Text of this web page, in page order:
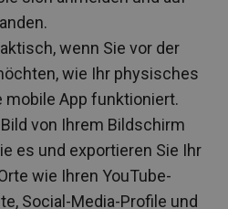
wenn Sie vor der
wie Ihr physisches
mobile App funktioniert.
von Ihrem Bildschirm
es und exportieren Sie Ihr
wie Ihren YouTube-
Social-Media-Profile und